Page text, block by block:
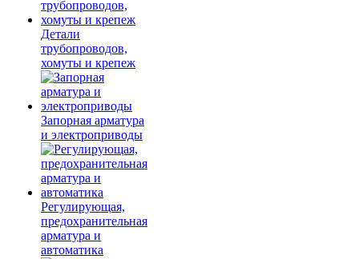
Детали
трубопроводов,
хомуты и крепеж
Запорная арматура
и электроприводы
Регулирующая,
предохранительная
арматура и
автоматика